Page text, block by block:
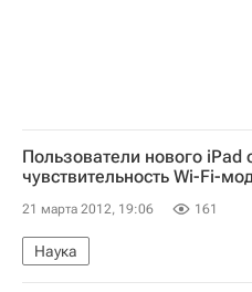
Пользователи нового
чувствительность Wi-Fi-
21 марта 2012, 19:06 161
Наука